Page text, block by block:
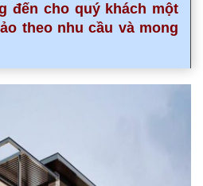
đến cho quý khách một
theo nhu cầu và mong